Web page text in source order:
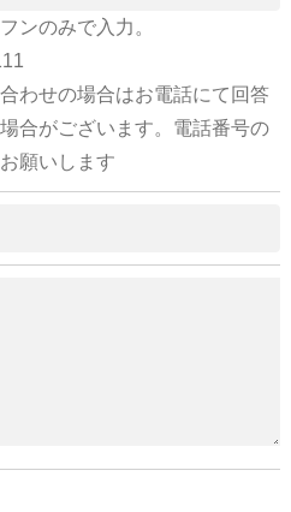
ンのみで入力。
わせの場合はお電話にて回答
合がございます。電話番号の
願いします